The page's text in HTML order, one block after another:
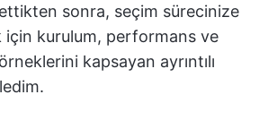
sonra, seçim sürecinize
için kurulum, performans ve
kapsayan ayrıntılı